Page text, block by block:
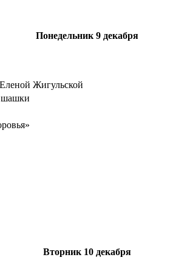
Понедельник 9 декабря
Жигульской
шашки
Вторник 10 декабря